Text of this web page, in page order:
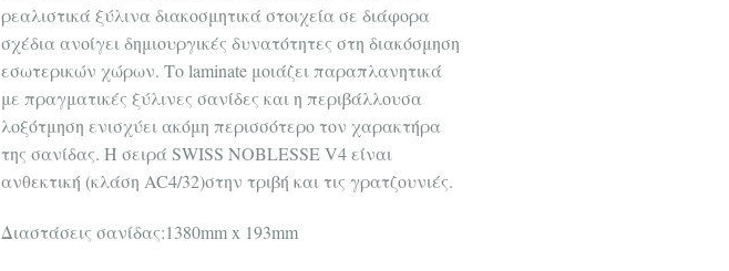
ρεαλιστικά ξύλινα διακοσμητικά στοιχεία σε διάφορα
σχέδια ανοίγει δημιουργικές δυνατότητες στη διακόσμηση
εσωτερικών χώρων. Το laminate μοιάζει παραπλανητικά
με πραγματικές ξύλινες σανίδες και η περιβάλλουσα
λοξότμηση ενισχύει ακόμη περισσότερο τον χαρακτήρα
της σανίδας. Η σειρά SWISS NOBLESSE V4 είναι
ανθεκτική (κλάση AC4/32)στην τριβή και τις γρατζουνιές.
Διαστάσεις σανίδας:1380mm x 193mm